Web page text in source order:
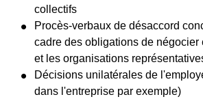
collectifs
Procès-verbaux de désaccord
cadre des obligations de négocier
et les organisations
Décisions unilatérales de
dans l'entreprise par exemple)